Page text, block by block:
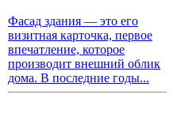
Фасад здания — это его
визитная карточка, первое
впечатление, которое
производит внешний облик
дома. В последние годы...